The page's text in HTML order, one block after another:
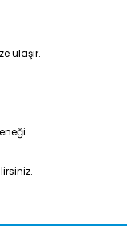
ulaşır.